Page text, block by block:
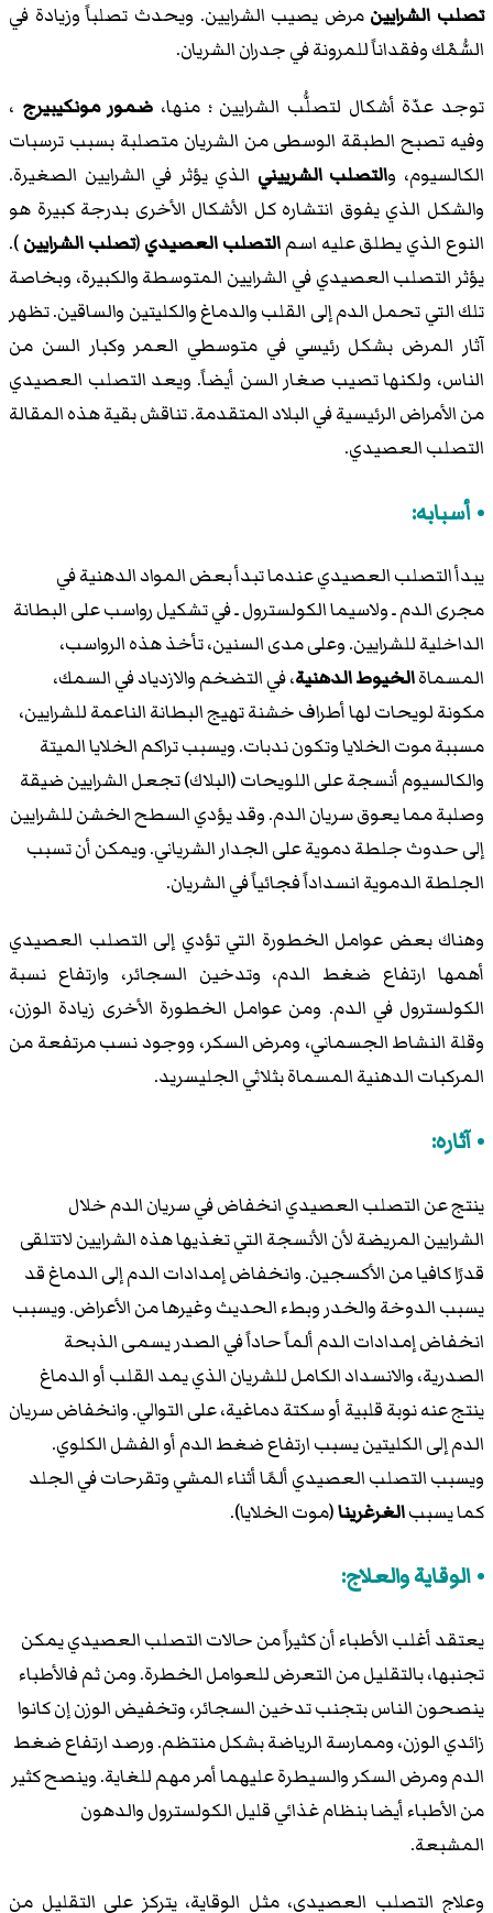
تصلب الشرايين مرض يصيب الشرايين. ويحدث تصلباً وزيادة في
السُّمْك وفقداناً للمرونة في جدران الشريان.
توجد عدّة أشكال لتصلُّب الشرايين ؛ منها، ضمور مونكيبيرج ،
وفيه تصبح الطبقة الوسطى من الشريان متصلبة بسبب ترسبات
الكالسيوم، والتصلب الشرييني الذي يؤثر في الشرايين الصغيرة.
والشكل الذي يفوق انتشاره كل الأشكال الأخرى بدرجة كبيرة هو
النوع الذي يطلق عليه اسمالتصلب العصيدي(تصلب الشرايين).
يؤثر التصلب العصيدي في الشرايين المتوسطة والكبيرة، وبخاصة
تلك التي تحمل الدم إلى القلب والدماغ والكليتين والساقين. تظهر
آثار المرض بشكل رئيسي في متوسطي العمر وكبار السن من
الناس، ولكنها تصيب صغار السن أيضاً. ويعد التصلب العصيدي
من الأمراض الرئيسية في البلاد المتقدمة. تناقش بقية هذه المقالة
التصلب العصيدي.
أسبابه:
يبدأ التصلب العصيدي عندما تبدأ بعض المواد الدهنية في
مجرى الدم ـ ولاسيما الكولسترول ـ في تشكيل رواسب على البطانة
الداخلية للشرايين. وعلى مدى السنين، تأخذ هذه الرواسب،
المسماةالخيوط الدهنية، في التضخم والازدياد في السمك،
مكونة لويحات لها أطراف خشنة تهيج البطانة الناعمة للشرايين،
مسببة موت الخلايا وتكون ندبات. ويسبب تراكم الخلايا الميتة
والكالسيوم أنسجة على اللويحات (البلاك) تجعل الشرايين ضيقة
وصلبة مما يعوق سريان الدم. وقد يؤدي السطح الخشن للشرايين
إلى حدوث جلطة دموية على الجدار الشرياني. ويمكن أن تسبب
الجلطة الدموية انسداداً فجائياً في الشريان.
وهناك بعض عوامل الخطورة التي تؤدي إلى التصلب العصيدي
أهمها ارتفاع ضغط الدم، وتدخين السجائر، وارتفاع نسبة
الكولسترول في الدم. ومن عوامل الخطورة الأخرى زيادة الوزن،
وقلة النشاط الجسماني، ومرض السكر، ووجود نسب مرتفعة من
المركبات الدهنية المسماة بثلاثي الجليسريد.
آثاره:
ينتج عن التصلب العصيدي انخفاض في سريان الدم خلال
الشرايين المريضة لأن الأنسجة التي تغذيها هذه الشرايين لاتتلقى
قدرًا كافيا من الأكسجين. وانخفاض إمدادات الدم إلى الدماغ قد
يسبب الدوخة والخدر وبطء الحديث وغيرها من الأعراض. ويسبب
انخفاض إمدادات الدم ألماً حاداً في الصدر يسمى الذبحة
الصدرية، والانسداد الكامل للشريان الذي يمد القلب أو الدماغ
ينتج عنه نوبة قلبية أو سكتة دماغية، على التوالي. وانخفاض سريان
الدم إلى الكليتين يسبب ارتفاع ضغط الدم أو الفشل الكلوي.
ويسبب التصلب العصيدي ألمًا أثناء المشي وتقرحات في الجلد
كما يسببالغرغرينا(موت الخلايا).
الوقاية والعلاج:
يعتقد أغلب الأطباء أن كثيراً من حالات التصلب العصيدي يمكن
تجنبها، بالتقليل من التعرض للعوامل الخطرة. ومن ثم فالأطباء
ينصحون الناس بتجنب تدخين السجائر، وتخفيض الوزن إن كانوا
زائدي الوزن، وممارسة الرياضة بشكل منتظم. ورصد ارتفاع ضغط
الدم ومرض السكر والسيطرة عليهما أمر مهم للغاية. وينصح كثير
من الأطباء أيضا بنظام غذائي قليل الكولسترول والدهون
المشبعة.
وعلاج التصلب العصيدي، مثل الوقاية، يتركز على التقليل من